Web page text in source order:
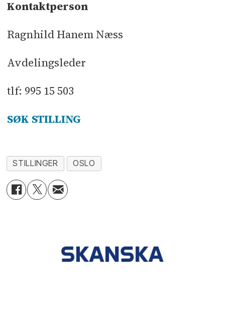
Kontaktperson
Ragnhild Hanem Næss
Avdelingsleder
tlf: 995 15 503
SØK STILLING
STILLINGER OSLO